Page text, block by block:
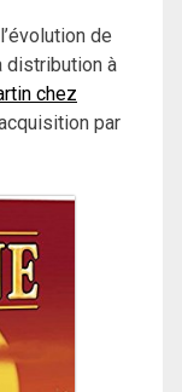
de
distribution à
chez
par